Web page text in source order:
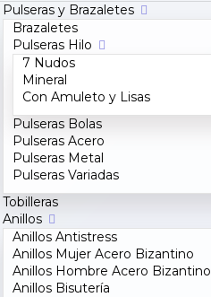
Pulseras y Brazaletes
Brazaletes
Pulseras Hilo
7 Nudos
Mineral
Con Amuleto y Lisas
Pulseras Bolas
Pulseras Acero
Pulseras Metal
Pulseras Variadas
Tobilleras
Anillos
Anillos Antistress
Anillos Mujer Acero Bizantino
Anillos Hombre Acero Bizantino
Anillos Bisutería